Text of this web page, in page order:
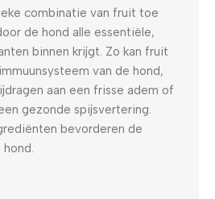
combinatie van fruit toe
de hond alle essentiële,
binnen krijgt. Zo kan fruit
van de hond,
aan een frisse adem of
gezonde spijsvertering.
bevorderen de